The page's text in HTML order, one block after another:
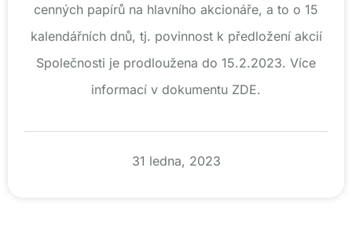
cenných papírů na hlavního akcionáře, a to o 15
kalendářních dnů, tj. povinnost k předložení akcií
Společnosti je prodloužena do 15.2.2023. Více
informací v dokumentu ZDE.
31 ledna, 2023